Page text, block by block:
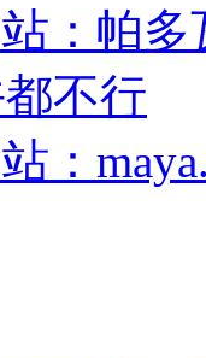
：帕
不行
：